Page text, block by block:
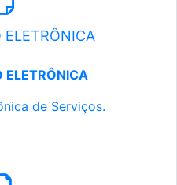
ELETRÔNICA
ELETRÔNICA
de Serviços.